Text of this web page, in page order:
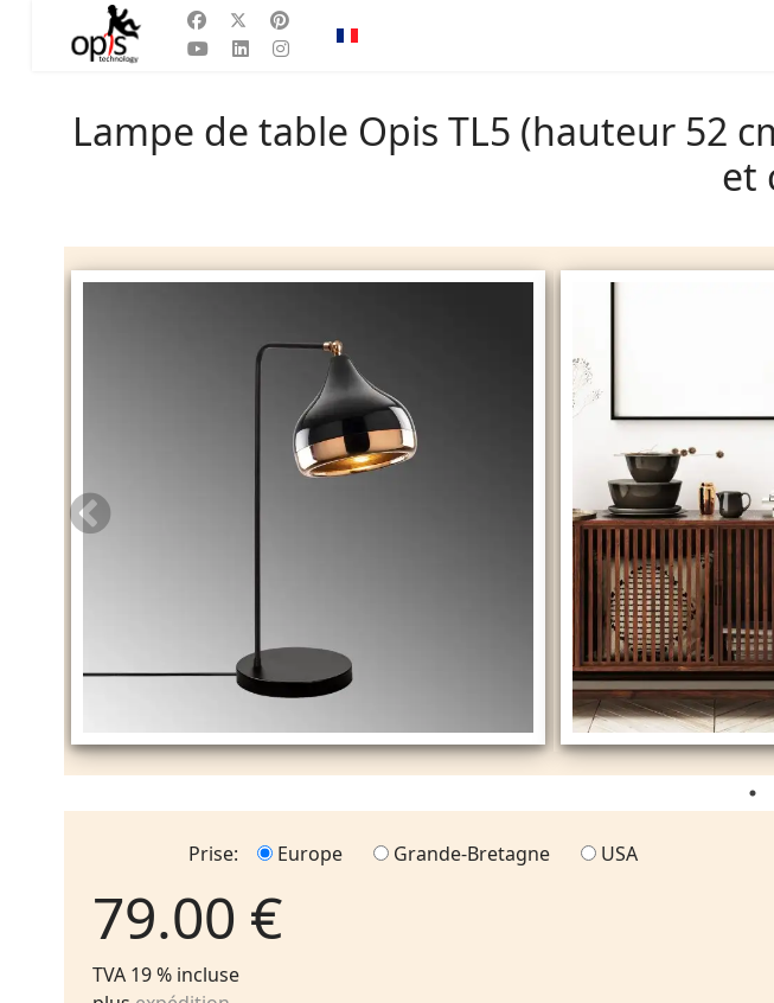
Sélectionnez votre langue
Lampe de table Opis TL5 (hauteur 52
et
Prise: Europe Grande-Bretagne USA
79.00 €
TVA 19 % incluse